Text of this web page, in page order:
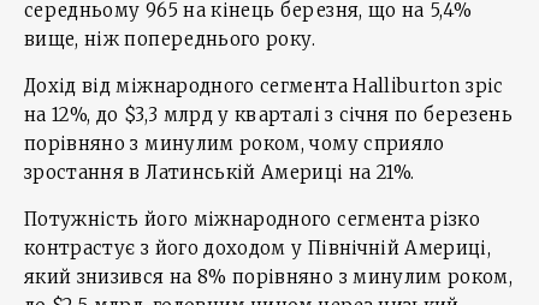
середньому 965 на кінець березня, що на 5,4%
вище, ніж попереднього року.
Дохід від міжнародного сегмента Halliburton зріс
на 12%, до $3,3 млрд у кварталі з січня по березень
порівняно з минулим роком, чому сприяло
зростання в Латинській Америці на 21%.
Потужність його міжнародного сегмента різко
контрастує з його доходом у Північній Америці,
який знизився на 8% порівняно з минулим роком,